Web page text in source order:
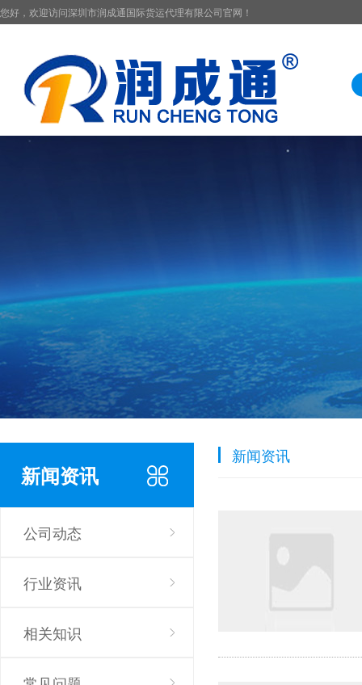
您好，欢迎访问深圳市润成通国际货运代理有限公司官网！
新闻资讯
公司动态
行业资讯
相关知识
新闻资讯